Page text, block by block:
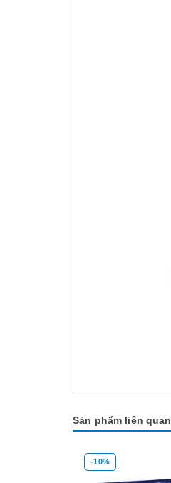
Sản phẩm liên quan
-10%